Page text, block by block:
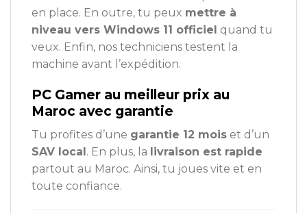
en place. En outre, tu peux mettre à
niveau vers Windows 11 officiel quand tu
veux. Enfin, nos techniciens testent la
machine avant l’expédition.
PC Gamer au meilleur prix au
Maroc avec garantie
Tu profites d’une garantie 12 mois et d’un
SAV local. En plus, la livraison est rapide
partout au Maroc. Ainsi, tu joues vite et en
toute confiance.